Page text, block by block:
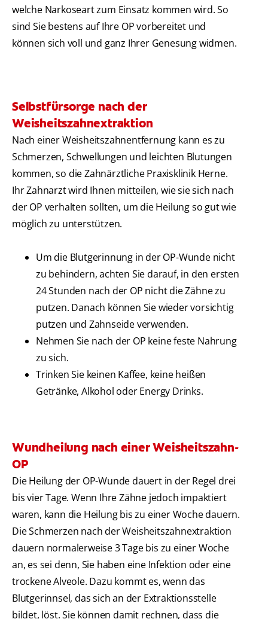
welche Narkoseart zum Einsatz kommen wird. So
sind Sie bestens auf Ihre OP vorbereitet und
können sich voll und ganz Ihrer Genesung widmen.
Selbstfürsorge nach der
Weisheitszahnextraktion
Nach einer Weisheitszahnentfernung kann es zu
Schmerzen, Schwellungen und leichten Blutungen
kommen, so die Zahnärztliche Praxisklinik Herne.
Ihr Zahnarzt wird Ihnen mitteilen, wie sie sich nach
der OP verhalten sollten, um die Heilung so gut wie
möglich zu unterstützen.
Um die Blutgerinnung in der OP-Wunde nicht
zu behindern, achten Sie darauf, in den ersten
24 Stunden nach der OP nicht die Zähne zu
putzen. Danach können Sie wieder vorsichtig
putzen und Zahnseide verwenden.
Nehmen Sie nach der OP keine feste Nahrung
zu sich.
Trinken Sie keinen Kaffee, keine heißen
Getränke, Alkohol oder Energy Drinks.
Wundheilung nach einer Weisheitszahn-
OP
Die Heilung der OP-Wunde dauert in der Regel drei
bis vier Tage. Wenn Ihre Zähne jedoch impaktiert
waren, kann die Heilung bis zu einer Woche dauern.
Die Schmerzen nach der Weisheitszahnextraktion
dauern normalerweise 3 Tage bis zu einer Woche
an, es sei denn, Sie haben eine Infektion oder eine
trockene Alveole. Dazu kommt es, wenn das
Blutgerinnsel, das sich an der Extraktionsstelle
bildet, löst. Sie können damit rechnen, dass die